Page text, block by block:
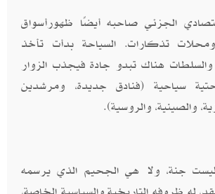
الجزئي صاحبه أيضًا ظهورأسواق
تذكارات. السياحة بدأت تأخذ
هناك تبدو جادة فيجذب الزوار
سياحية (فنادق جديدة، ومرشدين
والصينية، والروسية).
ليست جنة، ولا هي الجحيم الذي يرسمه